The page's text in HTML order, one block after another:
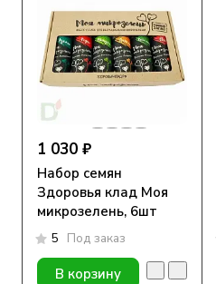
1 030 ₽
Набор семян
Здоровья клад Моя
микрозелень, 6шт
5 Под заказ
В корзину